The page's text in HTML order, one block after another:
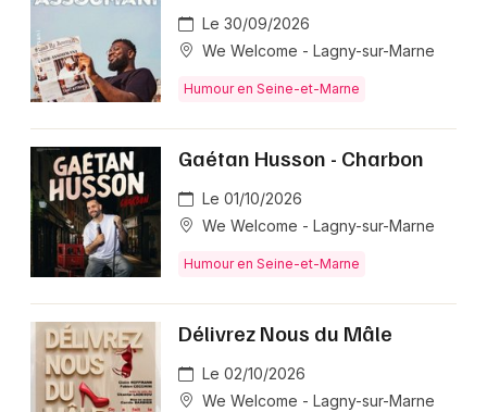
Le 30/09/2026
We Welcome - Lagny-sur-Marne
Humour en Seine-et-Marne
Gaétan Husson - Charbon
Le 01/10/2026
We Welcome - Lagny-sur-Marne
Humour en Seine-et-Marne
Délivrez Nous du Mâle
Le 02/10/2026
We Welcome - Lagny-sur-Marne